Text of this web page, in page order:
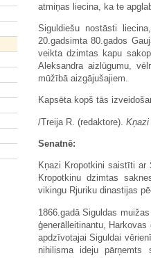
atmiņas liecina, ka te
Siguldiešu nostāsti
20.gadsimta 80.gados
veikta dzimtas kapu
Aleksandra aizlūgumu,
mūžībā aizgājušajiem.
Kapsēta kopš tās
/Treija R. (redaktore). Kņazi
Senatnē:
Kņazi Kropotkini saistīti ar
Kropotkinu dzimtas
vikingu Rjuriku dinastijas
1866.gadā Siguldas
ģenerālleitinantu,
apdzīvotajai Siguldai
nihilisma ideju pārņemts